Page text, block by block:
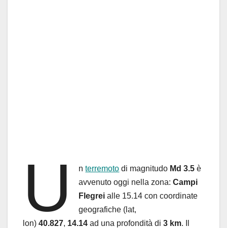
U nterremoto di magnitudo Md 3.5 è
avvenuto oggi nella zona:Campi
Flegrei alle 15.14 con coordinate
geografiche (lat,
lon) 40.827, 14.14 ad una profondità di 3 km. Il